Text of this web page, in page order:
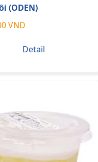
(ODEN)
VND
Detail